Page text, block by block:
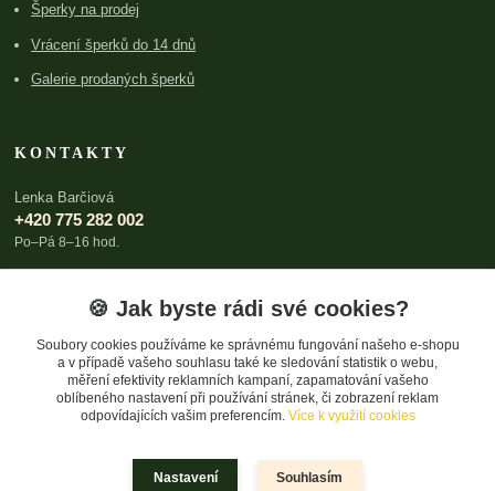
Šperky na prodej
Vrácení šperků do 14 dnů
Galerie prodaných šperků
KONTAKTY
Lenka Barčiová
+420 775 282 002
Po–Pá 8–16 hod.
🍪 Jak byste rádi své cookies?
Soubory cookies používáme ke správnému fungování našeho e-shopu
a v případě vašeho souhlasu také ke sledování statistik o webu,
měření efektivity reklamních kampaní, zapamatování vašeho
oblíbeného nastavení při používání stránek, či zobrazení reklam
odpovídajících vašim preferencím. Více k využití cookies
Nastavení Souhlasím